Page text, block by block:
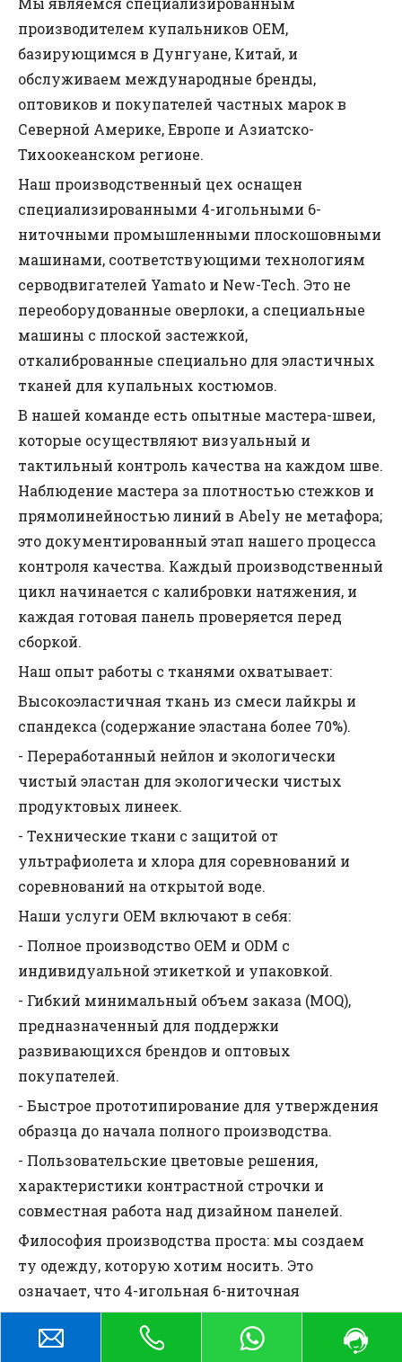
производителем купальников OEM,
базирующимся в Дунгуане, Китай, и
обслуживаем международные бренды,
оптовиков и покупателей частных марок в
Северной Америке, Европе и Азиатско-
Тихоокеанском регионе.
Наш производственный цех оснащен
специализированными 4-игольными 6-
ниточными промышленными плоскошовными
машинами, соответствующими технологиям
серводвигателей Yamato и New-Tech. Это не
переоборудованные оверлоки, а специальные
машины с плоской застежкой,
откалиброванные специально для эластичных
тканей для купальных костюмов.
В нашей команде есть опытные мастера-швеи,
которые осуществляют визуальный и
тактильный контроль качества на каждом шве.
Наблюдение мастера за плотностью стежков и
прямолинейностью линий в Abely не метафора;
это документированный этап нашего процесса
контроля качества. Каждый производственный
цикл начинается с калибровки натяжения, и
каждая готовая панель проверяется перед
сборкой.
Наш опыт работы с тканями охватывает:
Высокоэластичная ткань из смеси лайкры и
спандекса (содержание эластана более 70%).
- Переработанный нейлон и экологически
чистый эластан для экологически чистых
продуктовых линеек.
- Технические ткани с защитой от
ультрафиолета и хлора для соревнований и
соревнований на открытой воде.
Наши услуги OEM включают в себя:
- Полное производство OEM и ODM с
индивидуальной этикеткой и упаковкой.
- Гибкий минимальный объем заказа (MOQ),
предназначенный для поддержки
развивающихся брендов и оптовых
покупателей.
- Быстрое прототипирование для утверждения
образца до начала полного производства.
- Пользовательские цветовые решения,
характеристики контрастной строчки и
совместная работа над дизайном панелей.
Философия производства проста: мы создаем
ту одежду, которую хотим носить. Это
означает, что 4-игольная 6-ниточная
конструкция является стандартом, а не
исключением.